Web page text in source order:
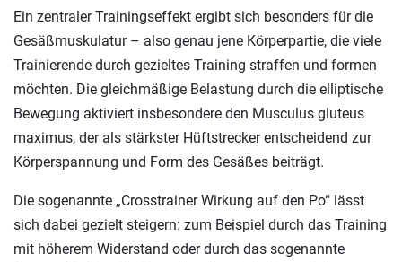
Ein zentraler Trainingseffekt ergibt sich besonders für die
Gesäßmuskulatur – also genau jene Körperpartie, die viele
Trainierende durch gezieltes Training straffen und formen
möchten. Die gleichmäßige Belastung durch die elliptische
Bewegung aktiviert insbesondere den Musculus gluteus
maximus, der als stärkster Hüftstrecker entscheidend zur
Körperspannung und Form des Gesäßes beiträgt.
Die sogenannte „Crosstrainer Wirkung auf den Po“ lässt
sich dabei gezielt steigern: zum Beispiel durch das Training
mit höherem Widerstand oder durch das sogenannte